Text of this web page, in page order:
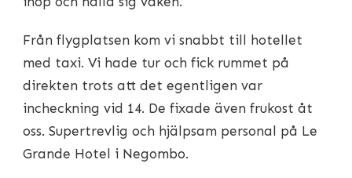
Från flygplatsen kom vi snabbt till hotellet
med taxi. Vi hade tur och fick rummet på
direkten trots att det egentligen var
incheckning vid 14. De fixade även frukost åt
oss. Supertrevlig och hjälpsam personal på Le
Grande Hotel i Negombo.